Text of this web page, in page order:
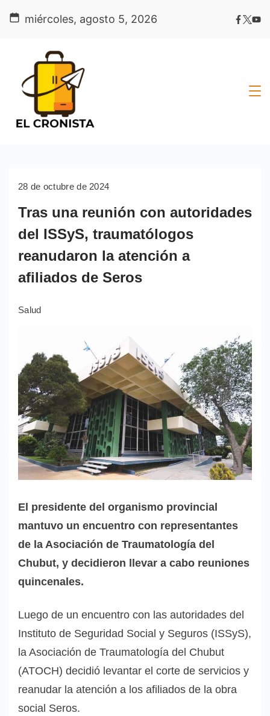
miércoles, agosto 5, 2026
28 de octubre de 2024
Tras una reunión con autoridades
del ISSyS, traumatólogos
reanudaron la atención a
afiliados de Seros
Salud
El presidente del organismo provincial
mantuvo un encuentro con representantes
de la Asociación de Traumatología del
Chubut, y decidieron llevar a cabo reuniones
quincenales.
Luego de un encuentro con las autoridades del
Instituto de Seguridad Social y Seguros (ISSyS),
la Asociación de Traumatología del Chubut
(ATOCH) decidió levantar el corte de servicios y
reanudar la atención a los afiliados de la obra
social Seros.